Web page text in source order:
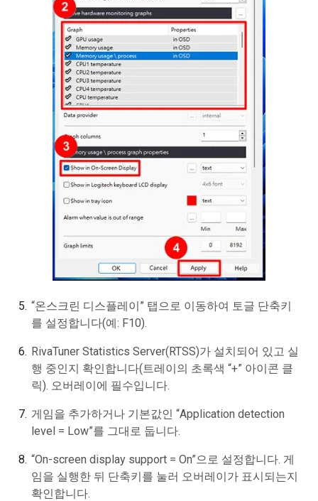
“온스크린 디스플레이” 탭으로 이동하여 토글 단축키
를 설정합니다(예: F10).
RivaTuner Statistics Server(RTSS)가 설치되어 있고 실
행 중인지 확인합니다(트레이의 초록색 “+” 아이콘 클
릭). 오버레이에 필수입니다.
게임을 추가하거나 기본값인 “Application detection
level = Low”를 그대로 둡니다.
“On-screen display support = On”으로 설정합니다. 게
임을 실행한 뒤 단축키를 눌러 오버레이가 표시되는지
확인합니다.